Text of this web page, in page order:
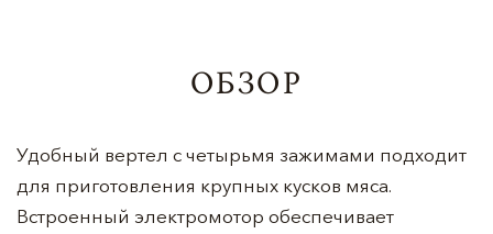
ОБЗОР
Удобный вертел с четырьмя зажимами подходит
для приготовления крупных кусков мяса.
Встроенный электромотор обеспечивает